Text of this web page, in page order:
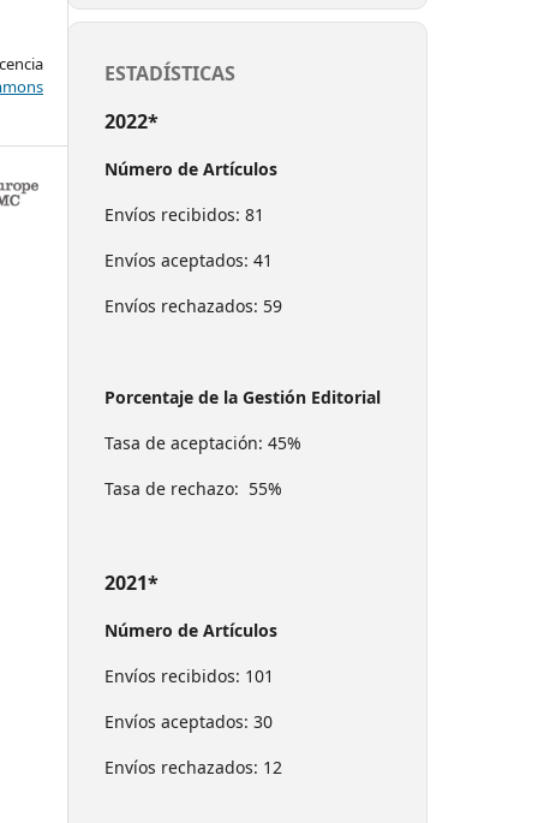
ESTADÍSTICAS
2022*
Número de Artículos
Envíos recibidos: 81
Envíos aceptados: 41
Envíos rechazados: 59
Porcentaje de la Gestión Editorial
Tasa de aceptación: 45%
Tasa de rechazo: 55%
2021*
Número de Artículos
Envíos recibidos: 101
Envíos aceptados: 30
Envíos rechazados: 12